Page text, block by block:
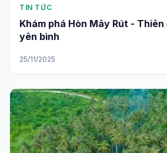
TIN TỨC
Khám phá Hòn Mây Rút -
yên bình
25/11/2025